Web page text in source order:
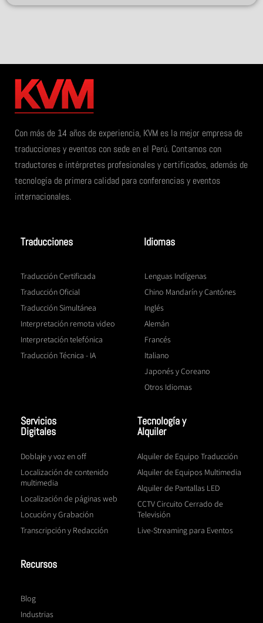
Con más de 14 años de experiencia, KVM es la mejor empresa de
traducciones y eventos con sede en el Perú. Contamos con
traductores e intérpretes profesionales y certificados, además de
tecnología de primera calidad para conferencias y eventos
internacionales.
Traducciones
Traducción Certificada
Traducción Oficial
Traducción Simultánea
Interpretación remota video
Interpretación telefónica
Traducción Técnica - IA
Idiomas
Lenguas Indígenas
Chino Mandarín y Cantónes
Inglés
Alemán
Francés
Italiano
Japonés y Coreano
Otros Idiomas
Servicios
Digitales
Doblaje y voz en off
Localización de contenido
multimedia
Localización de páginas web
Locución y Grabación
Transcripción y Redacción
Tecnología y
Alquiler
Alquiler de Equipo Traducción
Alquiler de Equipos Multimedia
Alquiler de Pantallas LED
CCTV Circuito Cerrado de
Televisión
Live-Streaming para Eventos
Recursos
Blog
Industrias